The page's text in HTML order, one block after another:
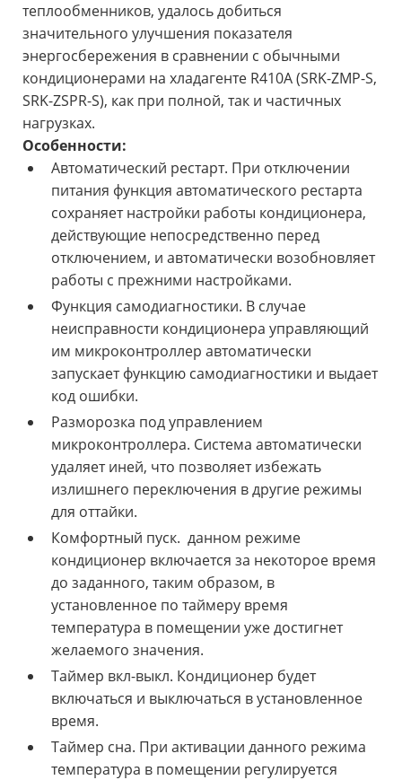
теплообменников, удалось добиться
значительного улучшения показателя
энергосбережения в сравнении с обычными
кондиционерами на хладагенте R410A (SRK-ZMP-S,
SRK-ZSPR-S), как при полной, так и частичных
нагрузках.
Особенности:
Автоматический рестарт. При отключении
питания функция автоматического рестарта
сохраняет настройки работы кондиционера,
действующие непосредственно перед
отключением, и автоматически возобновляет
работы с прежними настройками.
Функция самодиагностики. В случае
неисправности кондиционера управляющий
им микроконтроллер автоматически
запускает функцию самодиагностики и выдает
код ошибки.
Разморозка под управлением
микроконтроллера. Система автоматически
удаляет иней, что позволяет избежать
излишнего переключения в другие режимы
для оттайки.
Комфортный пуск. данном режиме
кондиционер включается за некоторое время
до заданного, таким образом, в
установленное по таймеру время
температура в помещении уже достигнет
желаемого значения.
Таймер вкл-выкл. Кондиционер будет
включаться и выключаться в установленное
время.
Таймер сна. При активации данного режима
температура в помещении регулируется